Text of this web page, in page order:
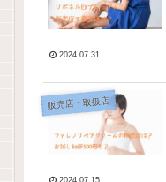
2024.07.31
販売店・取扱店
2024.07.15